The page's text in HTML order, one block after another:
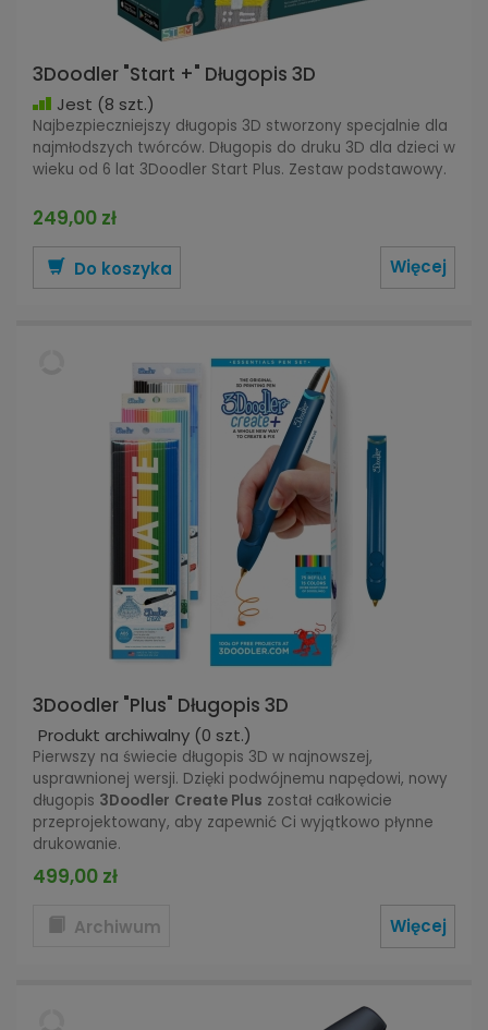
3Doodler "Start +" Długopis 3D
Jest (8 szt.)
Najbezpieczniejszy długopis 3D stworzony specjalnie dla
najmłodszych twórców. Długopis do druku 3D dla dzieci w
wieku od 6 lat 3Doodler Start Plus. Zestaw podstawowy.
249,00 zł
Do koszyka Więcej
3Doodler "Plus" Długopis 3D
Produkt archiwalny (0 szt.)
Pierwszy na świecie długopis 3D w najnowszej,
usprawnionej wersji. Dzięki podwójnemu napędowi, nowy
długopis 3Doodler Create Plus został całkowicie
przeprojektowany, aby zapewnić Ci wyjątkowo płynne
drukowanie.
499,00 zł
Archiwum Więcej